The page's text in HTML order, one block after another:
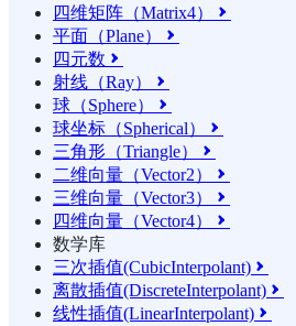
四维矩阵（Matrix4） 
平面（Plane） 
四元数 
射线（Ray） 
球（Sphere） 
球坐标（Spherical） 
三角形（Triangle） 
二维向量（Vector2） 
三维向量（Vector3） 
四维向量（Vector4） 
数学库
三次插值(CubicInterpolant) 
离散插值(DiscreteInterpolant) 
线性插值(LinearInterpolant) 